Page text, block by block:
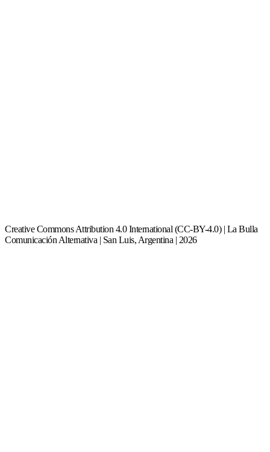
Creative Commons Attribution 4.0 International (CC-BY-4.0) | La Bulla
Comunicación Alternativa | San Luis, Argentina | 2026